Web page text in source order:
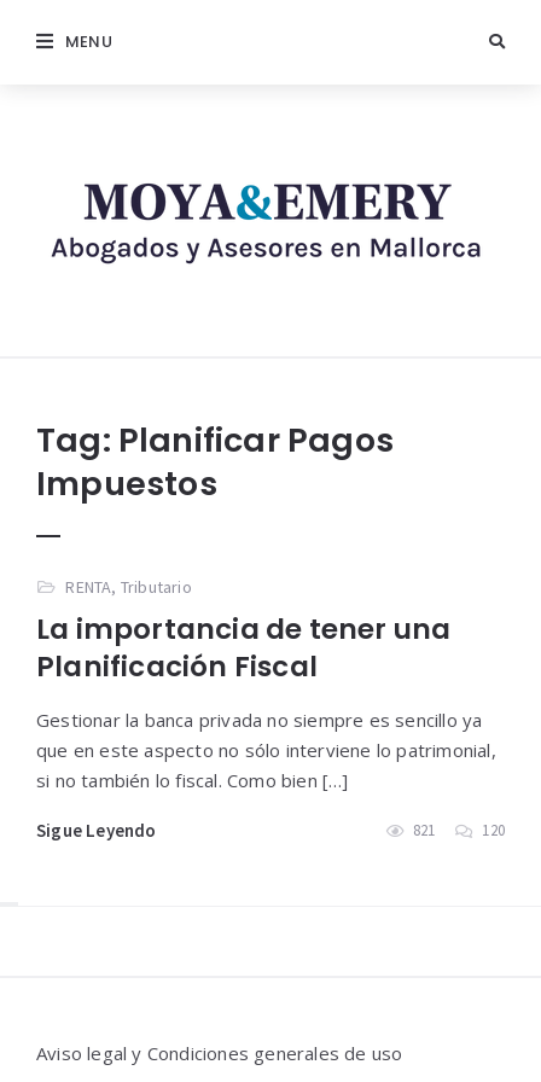
MENU
Tag: Planificar Pagos
Impuestos
RENTA, Tributario
La importancia de tener una
Planificación Fiscal
Gestionar la banca privada no siempre es sencillo ya
que en este aspecto no sólo interviene lo patrimonial,
si no también lo fiscal. Como bien […]
Sigue Leyendo 821 120
Aviso legal y Condiciones generales de uso